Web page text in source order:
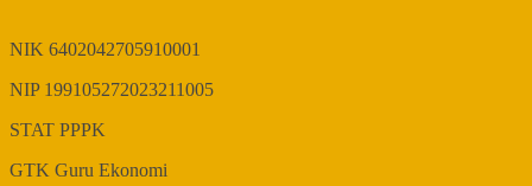
NIK 6402042705910001
NIP 199105272023211005
STAT PPPK
GTK Guru Ekonomi